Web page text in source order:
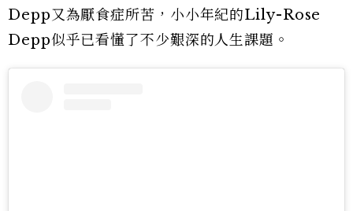
Depp又為厭食症所苦，小小年紀的Lily-Rose
Depp似乎已看懂了不少艱深的人生課題。